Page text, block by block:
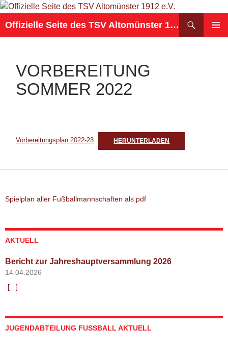
Offizielle Seite des TSV Altomünster 1912 e.V.
VORBEREITUNG
SOMMER 2022
Vorbereitungsplan 2022-23 HERUNTERLADEN
Spielplan aller Fußballmannschaften als pdf
AKTUELL
Bericht zur Jahreshauptversammlung 2026
14.04.2026
[...]
JUGENDABTEILUNG FUSSBALL AKTUELL